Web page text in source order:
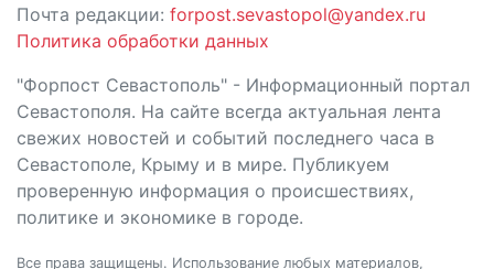
Почта редакции: forpost.sevastopol@yandex.ru
Политика обработки данных
"Форпост Севастополь" - Информационный портал
Севастополя. На сайте всегда актуальная лента
свежих новостей и событий последнего часа в
Севастополе, Крыму и в мире. Публикуем
проверенную информация о происшествиях,
политике и экономике в городе.
Все права защищены. Использование любых материалов,